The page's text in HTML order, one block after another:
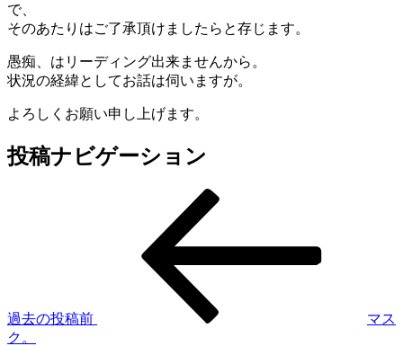
で、
そのあたりはご了承頂けましたらと存じます。
愚痴、はリーディング出来ませんから。
状況の経緯としてお話は伺いますが。
よろしくお願い申し上げます。
投稿ナビゲーション
過去の投稿前
マス
ク。